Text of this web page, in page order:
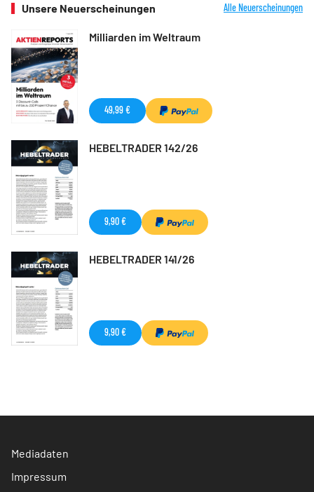
Unsere Neuerscheinungen Alle Neuerscheinungen
Milliarden im Weltraum
49,99 €
HEBELTRADER 142/26
9,90 €
HEBELTRADER 141/26
9,90 €
Mediadaten
Impressum